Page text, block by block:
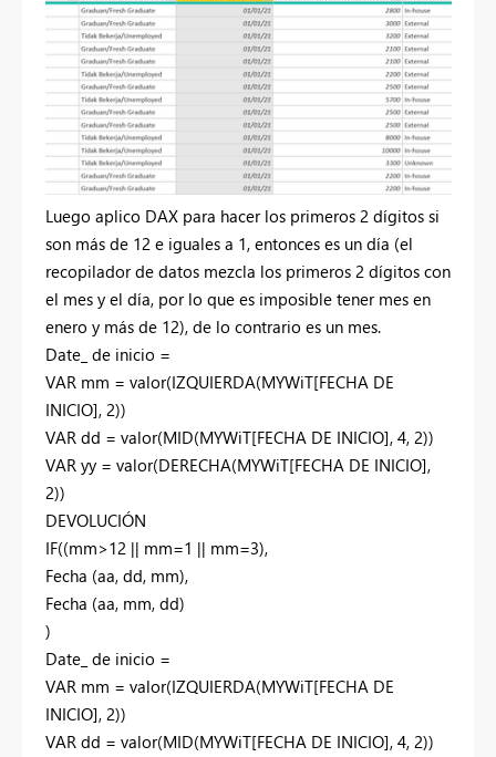
Luego aplico DAX para hacer los primeros 2 dígitos si
son más de 12 e iguales a 1, entonces es un día (el
recopilador de datos mezcla los primeros 2 dígitos con
el mes y el día, por lo que es imposible tener mes en
enero y más de 12), de lo contrario es un mes.
Date_ de inicio =
VAR mm = valor(IZQUIERDA(MYWiT[FECHA DE
INICIO], 2))
VAR dd = valor(MID(MYWiT[FECHA DE INICIO], 4, 2))
VAR yy = valor(DERECHA(MYWiT[FECHA DE INICIO],
2))
DEVOLUCIÓN
IF((mm>12 || mm=1 || mm=3),
Fecha (aa, dd, mm),
Fecha (aa, mm, dd)
)
Date_ de inicio =
VAR mm = valor(IZQUIERDA(MYWiT[FECHA DE
INICIO], 2))
VAR dd = valor(MID(MYWiT[FECHA DE INICIO], 4, 2))